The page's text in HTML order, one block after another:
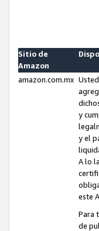
Sitio de
Amazon
amazon.com.mx
y
y el
A lo
este
Para
de